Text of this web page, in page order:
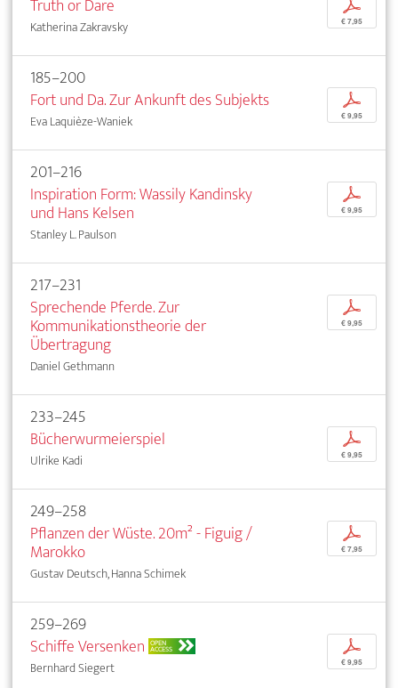
Katherina Zakravsky
p
€ 7,95
185–200
Fort und Da. Zur Ankunft des Subjekts
Eva Laquièze-Waniek
p
€ 9,95
201–216
Inspiration Form: Wassily Kandinsky
und Hans Kelsen
Stanley L. Paulson
p
€ 9,95
217–231
Sprechende Pferde. Zur
Kommunikationstheorie der
Übertragung
Daniel Gethmann
p
€ 9,95
233–245
Bücherwurmeierspiel
Ulrike Kadi
p
€ 9,95
249–258
Pflanzen der Wüste. 20m² - Figuig /
Marokko
Gustav Deutsch, Hanna Schimek
p
€ 7,95
259–269
Schiffe Versenken OPEN
ACCESS
Bernhard Siegert
p
€ 9,95